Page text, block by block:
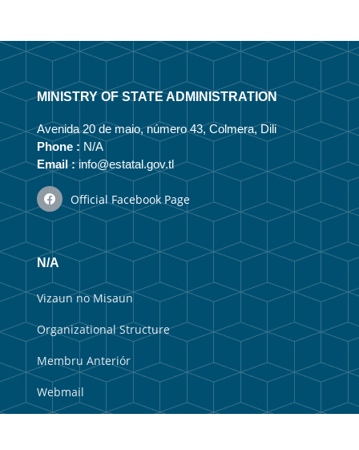
MINISTRY OF STATE ADMINISTRATION
Avenida 20 de maio, número 43, Colmera, Dili
Phone : N/A
Email :info@estatal.gov.tl
Official Facebook Page
N/A
Vizaun no Misaun
Organizational Structure
Membru Anteriór
Webmail